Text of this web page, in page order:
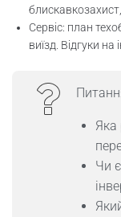
Сервіс: план
виїзд. Відгуки на
Яка
Чи